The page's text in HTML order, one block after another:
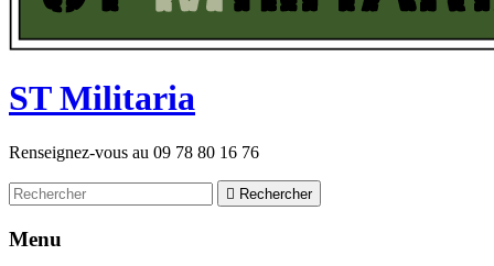
STMilitaria
Renseignez-vous au 09 78 80 16 76
 Rechercher
Menu